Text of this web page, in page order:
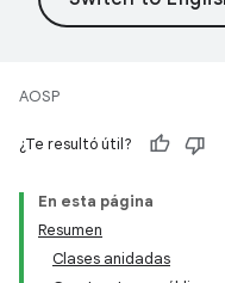
AOSP
¿Te resultó útil?
En esta página
Resumen
Clases anidadas